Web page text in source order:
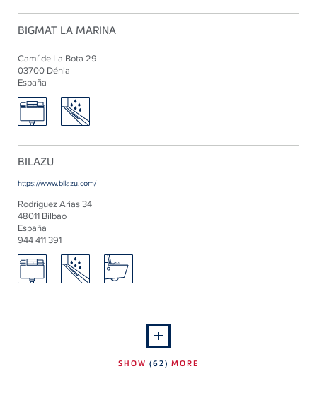
BIGMAT LA MARINA
Camí de La Bota 29
03700 Dénia
España
BILAZU
https://www.bilazu.com/
Rodriguez Arias 34
48011 Bilbao
España
944 411 391
SHOW (62) MORE